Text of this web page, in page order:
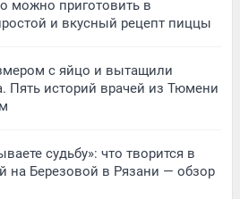
можно приготовить в
и вкусный рецепт пиццы
с яйцо и вытащили
Пять историй врачей из Тюмени
судьбу»: что творится в
на Березовой в Рязани — обзор